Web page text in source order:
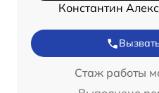
Константин
Стаж работы